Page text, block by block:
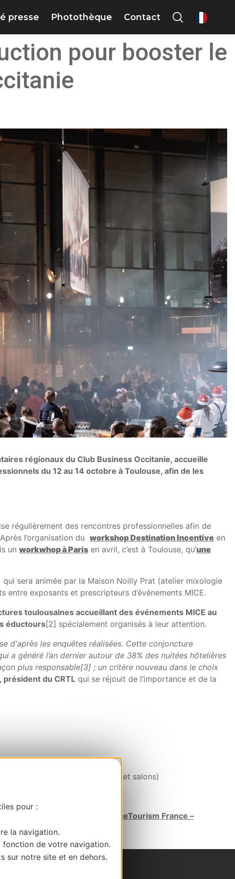
pour :
la navigation.
fonction de votre navigation.
sur notre site et en dehors.
presse Photothèque Contact fr
pour booster le
régionaux du Club Business Occitanie, accueille
du 12 au 14 octobre à Toulouse, afin de les
régulièrement des rencontres professionnelles afin de
l’organisation du workshop Destination Incentive en
un workwhop à Paris en avril, c’est à Toulouse, qu’une
qui sera animée par la Maison Noilly Prat (atelier mixologie
exposants et prescripteurs d’évènements MICE.
toulousaines accueillant des événements MICE au
éductours[2] spécialement organisés à leur attention.
d'après les enquêtes réalisées. Cette conjoncture
généré l’an dernier autour de 38% des nuitées hôtelières
plus responsable[3] ; un critère nouveau dans le choix
président du CRTL qui se réjouit de l’importance et de la
conférences, congrès et salons)
responsable (
Source InterfaceTourism France –